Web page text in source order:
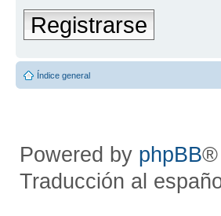
Registrarse
Índice general
Powered by phpBB®
Traducción al